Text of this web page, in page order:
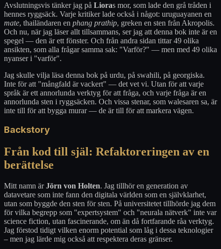
Avslutningsvis tänker jag på Lioras mor, som lade den grå tråden i
hennes ryggsäck. Varje kritiker lade också i något: uruguayanen en
mate, thailändaren en phang prathip, greken en sten från Akropolis.
Och nu, när jag läser allt tillsammans, ser jag att denna bok inte är en
spegel — den är ett fönster. Och från andra sidan tittar 49 olika
ansikten, som alla frågar samma sak: "Varför?" — men med 49 olika
nyanser i "varför".
Jag skulle vilja läsa denna bok på urdu, på swahili, på georgiska.
Inte för att "mångfald är vackert" — det vet vi. Utan för att varje
språk är ett annorlunda verktyg för att fråga, och varje fråga är en
annorlunda sten i ryggsäcken. Och vissa stenar, som walesaren sa, är
inte till för att bygga murar — de är till för att markera vägen.
Backstory
Från kod till själ: Refaktoreringen av en
berättelse
Mitt namn ärJörn von Holten. Jag tillhör en generation av
datavetare som inte fann den digitala världen som en självklarhet,
utan som byggde den sten för sten. På universitetet tillhörde jag dem
för vilka begrepp som "expertsystem" och "neurala nätverk" inte var
science fiction, utan fascinerande, om än då fortfarande råa verktyg.
Jag förstod tidigt vilken enorm potential som låg i dessa teknologier
– men jag lärde mig också att respektera deras gränser.